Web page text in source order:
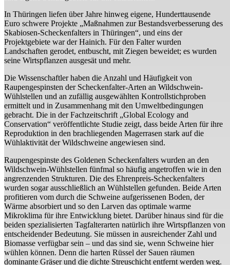
In Thüringen liefen über Jahre hinweg eigene, Hunderttausende
Euro schwere Projekte „Maßnahmen zur Bestandsverbesserung des
Skabiosen-Scheckenfalters in Thüringen“, und eins der
Projektgebiete war der Hainich. Für den Falter wurden
Landschaften gerodet, entbuscht, mit Ziegen beweidet; es wurden
seine Wirtspflanzen ausgesät und mehr.
Die Wissenschaftler haben die Anzahl und Häufigkeit von
Raupengespinsten der Scheckenfalter-Arten an Wildschwein-
Wühlstellen und an zufällig ausgewählten Kontrollstichproben
ermittelt und in Zusammenhang mit den Umweltbedingungen
gebracht. Die in der Fachzeitschrift „Global Ecology and
Conservation“ veröffentlichte Studie zeigt, dass beide Arten für ihre
Reproduktion in den brachliegenden Magerrasen stark auf die
Wühlaktivität der Wildschweine angewiesen sind.
Raupengespinste des Goldenen Scheckenfalters wurden an den
Wildschwein-Wühlstellen fünfmal so häufig angetroffen wie in den
angrenzenden Strukturen. Die des Ehrenpreis-Scheckenfalters
wurden sogar ausschließlich an Wühlstellen gefunden. Beide Arten
profitieren vom durch die Schweine aufgerissenen Boden, der
Wärme absorbiert und so den Larven das optimale warme
Mikroklima für ihre Entwicklung bietet. Darüber hinaus sind für die
beiden spezialisierten Tagfalterarten natürlich ihre Wirtspflanzen von
entscheidender Bedeutung. Sie müssen in ausreichender Zahl und
Biomasse verfügbar sein – und das sind sie, wenn Schweine hier
wühlen können. Denn die harten Rüssel der Sauen räumen
dominante Gräser und die dichte Streuschicht entfernt werden weg.